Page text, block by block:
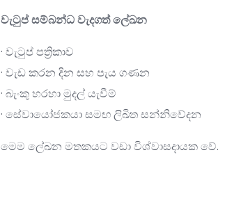
වැටුප් සම්බන්ධ වැදගත් ලේඛන
· වැටුප් පත්‍රිකාව
· වැඩ කරන දින සහ පැය ගණන
· බැංකු හරහා මුදල් යැවීම්
· සේවායෝජකයා සමඟ ලිඛිත සන්නිවේදන
මෙම ලේඛන මතකයට වඩා විශ්වාසදායක වේ.